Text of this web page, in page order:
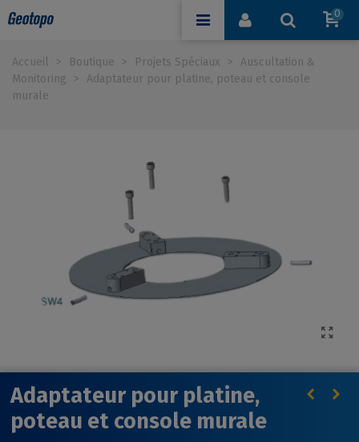
0
Accueil > Boutique > Projets Spéciaux >
Auscultation &
Monitoring
>
Adaptateur pour platine, poteau et console
murale
Adaptateur pour platine,
poteau et console murale